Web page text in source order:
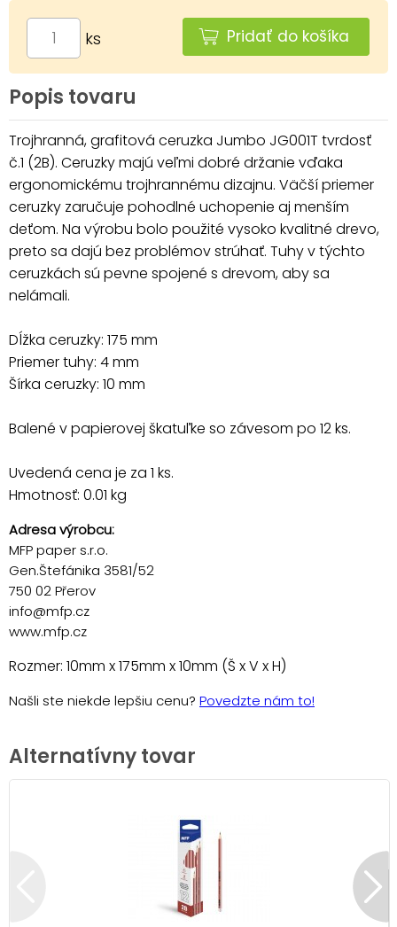
ks Pridať do košíka
Popis tovaru
Trojhranná, grafitová ceruzka Jumbo JG001T tvrdosť
č.1 (2B). Ceruzky majú veľmi dobré držanie vďaka
ergonomickému trojhrannému dizajnu. Väčší priemer
ceruzky zaručuje pohodlné uchopenie aj menším
deťom. Na výrobu bolo použité vysoko kvalitné drevo,
preto sa dajú bez problémov strúhať. Tuhy v týchto
ceruzkách sú pevne spojené s drevom, aby sa
nelámali.
Dĺžka ceruzky: 175 mm
Priemer tuhy: 4 mm
Šírka ceruzky: 10 mm
Balené v papierovej škatuľke so závesom po 12 ks.
Uvedená cena je za 1 ks.
Hmotnosť: 0.01 kg
Adresa výrobcu:
MFP paper s.r.o.
Gen.Štefánika 3581/52
750 02 Přerov
info@mfp.cz
www.mfp.cz
Rozmer: 10mm x 175mm x 10mm (Š x V x H)
Našli ste niekde lepšiu cenu? Povedzte nám to!
Alternatívny tovar